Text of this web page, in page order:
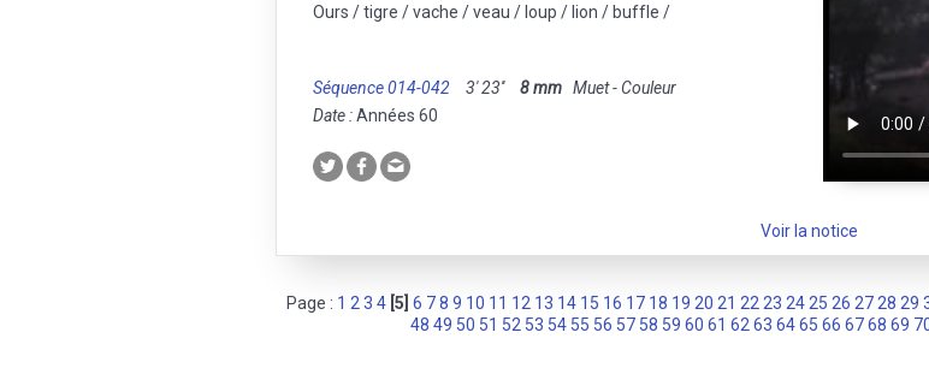
Ours / tigre / vache / veau / loup / lion / buffle /
Séquence 014-042 3' 23'' 8 mm Muet - Couleur
Date :Années 60
Voir la notice
Page : 1 2 3 4 [5] 6 78 9 10 11 12 13 14 15 16 17 18 19 20 21 22 23 24 25 26 27 28 29
48 49 50 51 52 53 54 55 56 57 58 59 60 61 62 63 6465 66 6768 69